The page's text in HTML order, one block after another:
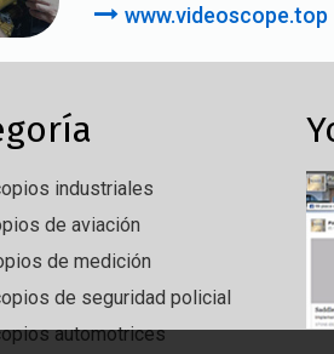
www.videoscope.top
industriales
de aviación
de medición
de seguridad policial
automotrices